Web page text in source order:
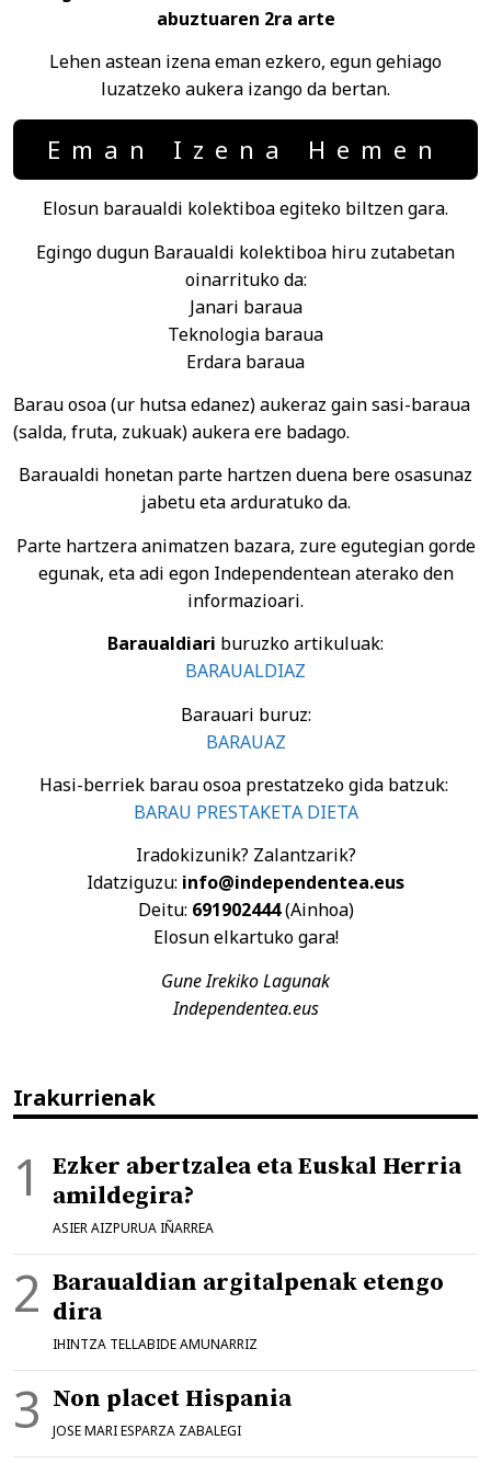
abuztuaren 2ra arte
Lehen astean izena eman ezkero, egun gehiago
luzatzeko aukera izango da bertan.
Eman Izena Hemen
Elosun baraualdi kolektiboa egiteko biltzen gara.
Egingo dugun Baraualdi kolektiboa hiru zutabetan
oinarrituko da:
Janari baraua
Teknologia baraua
Erdara baraua
Barau osoa (ur hutsa edanez) aukeraz gain sasi-baraua
(salda, fruta, zukuak) aukera ere badago.
Baraualdi honetan parte hartzen duena bere osasunaz
jabetu eta arduratuko da.
Parte hartzera animatzen bazara, zure egutegian gorde
egunak, eta adi egon Independentean aterako den
informazioari.
Baraualdiari buruzko artikuluak:
BARAUALDIAZ
Barauari buruz:
BARAUAZ
Hasi-berriek barau osoa prestatzeko gida batzuk:
BARAU PRESTAKETA DIETA
Iradokizunik? Zalantzarik?
Idatziguzu: info@independentea.eus
Deitu: 691902444(Ainhoa)
Elosun elkartuko gara!
Gune Irekiko Lagunak
Independentea.eus
Irakurrienak
Ezker abertzalea eta Euskal Herria
amildegira?
ASIER AIZPURUA IÑARREA
Baraualdian argitalpenak etengo
dira
IHINTZA TELLABIDE AMUNARRIZ
Non placet Hispania
JOSE MARI ESPARZA ZABALEGI